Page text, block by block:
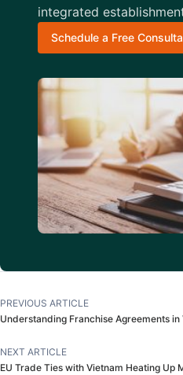
integrated
Schedule a Free
PREVIOUS ARTICLE
Understanding Franchise Agreements in
NEXT ARTICLE
EU Trade Ties with Vietnam Heating Up